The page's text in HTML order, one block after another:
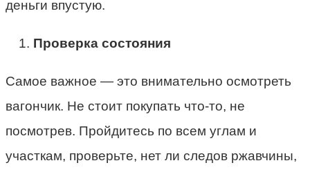
деньги впустую.
Проверка состояния
Самое важное — это внимательно осмотреть
вагончик. Не стоит покупать что-то, не
посмотрев. Пройдитесь по всем углам и
участкам, проверьте, нет ли следов ржавчины,